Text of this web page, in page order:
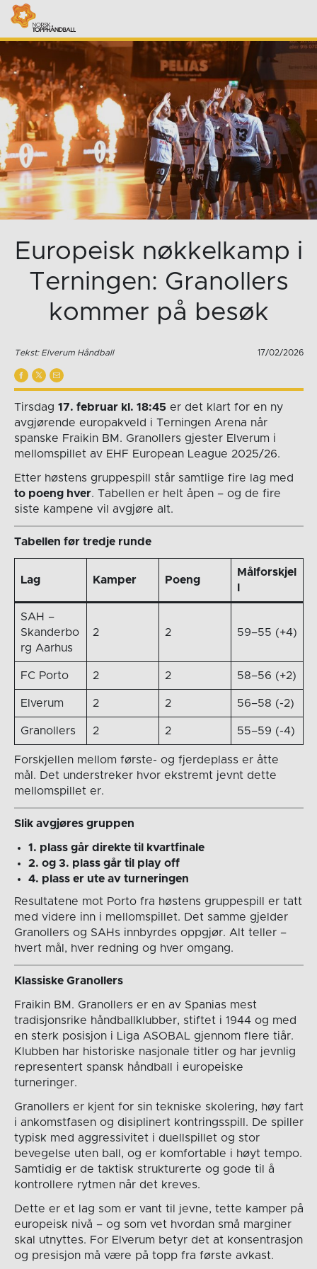
Europeisk nøkkelkamp i
Terningen: Granollers
kommer på besøk
Tekst: Elverum Håndball 17/02/2026
Tirsdag 17. februar kl. 18:45er det klart for en ny
avgjørende europakveld i Terningen Arena når
spanske Fraikin BM. Granollers gjester Elverum i
mellomspillet av EHF European League 2025/26.
Etter høstens gruppespill står samtlige fire lag med
to poeng hver. Tabellen er helt åpen – og de fire
siste kampene vil avgjøre alt.
Tabellen før tredje runde
Lag Kamper Poeng
Målforskjel
SAH –
Skanderbo
rg Aarhus
2 2 59–55 (+4)
FC Porto 2 2 58–56 (+2)
Elverum 2 2 56–58 (-2)
Granollers 2 2 55–59 (-4)
Forskjellen mellom første- og fjerdeplass er åtte
mål. Det understreker hvor ekstremt jevnt dette
mellomspillet er.
Slik avgjøres gruppen
1. plass går direkte til kvartfinale
2. og 3. plass går til play off
4. plass er ute av turneringen
Resultatene mot Porto fra høstens gruppespill er tatt
med videre inn i mellomspillet. Det samme gjelder
Granollers og SAHs innbyrdes oppgjør. Alt teller –
hvert mål, hver redning og hver omgang.
Klassiske Granollers
Fraikin BM. Granollers er en av Spanias mest
tradisjonsrike håndballklubber, stiftet i 1944 og med
en sterk posisjon i Liga ASOBAL gjennom flere tiår.
Klubben har historiske nasjonale titler og har jevnlig
representert spansk håndball i europeiske
turneringer.
Granollers er kjent for sin tekniske skolering, høy fart
i ankomstfasen og disiplinert kontringsspill. De spiller
typisk med aggressivitet i duellspillet og stor
bevegelse uten ball, og er komfortable i høyt tempo.
Samtidig er de taktisk strukturerte og gode til å
kontrollere rytmen når det kreves.
Dette er et lag som er vant til jevne, tette kamper på
europeisk nivå – og som vet hvordan små marginer
skal utnyttes. For Elverum betyr det at konsentrasjon
og presisjon må være på topp fra første avkast.